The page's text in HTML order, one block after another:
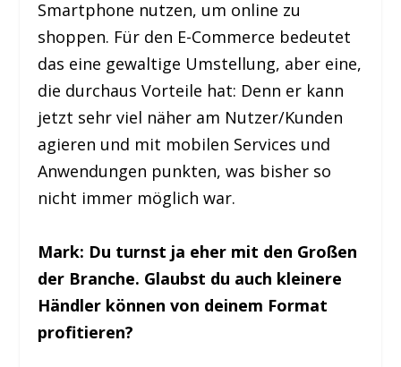
Smartphone nutzen, um online zu
shoppen. Für den E-Commerce bedeutet
das eine gewaltige Umstellung, aber eine,
die durchaus Vorteile hat: Denn er kann
jetzt sehr viel näher am Nutzer/Kunden
agieren und mit mobilen Services und
Anwendungen punkten, was bisher so
nicht immer möglich war.
Mark: Du turnst ja eher mit den Großen
der Branche. Glaubst du auch kleinere
Händler können von deinem Format
profitieren?